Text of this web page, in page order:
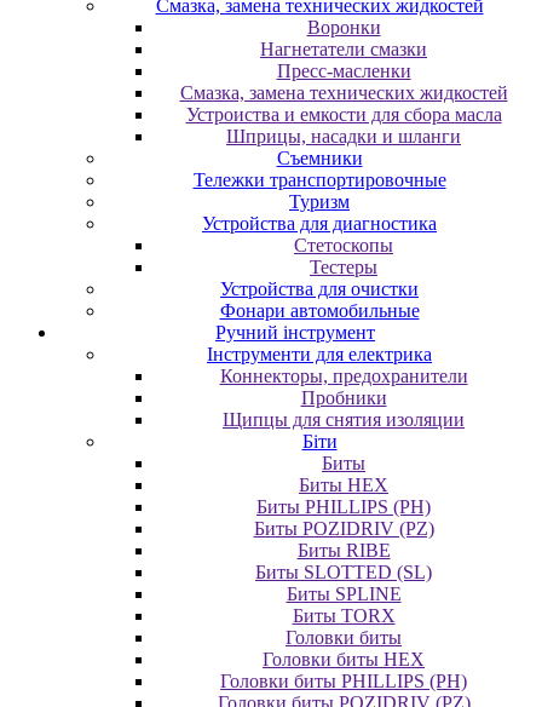
Смазка, замена технических жидкостей
Воронки
Нагнетатели смазки
Пресс-масленки
Смазка, замена технических жидкостей
Устроиства и емкости для сбора масла
Шприцы, насадки и шланги
Съемники
Тележки транспортировочные
Туризм
Устройства для диагностика
Стетоскопы
Тестеры
Устройства для очистки
Фонари автомобильные
Ручний інструмент
Інструменти для електрика
Коннекторы, предохранители
Пробники
Щипцы для снятия изоляции
Біти
Биты
Биты HEX
Биты PHILLIPS (PH)
Биты POZIDRIV (PZ)
Биты RIBE
Биты SLOTTED (SL)
Биты SPLINE
Биты TORX
Головки биты
Головки биты HEX
Головки биты PHILLIPS (PH)
Головки биты POZIDRIV (PZ)